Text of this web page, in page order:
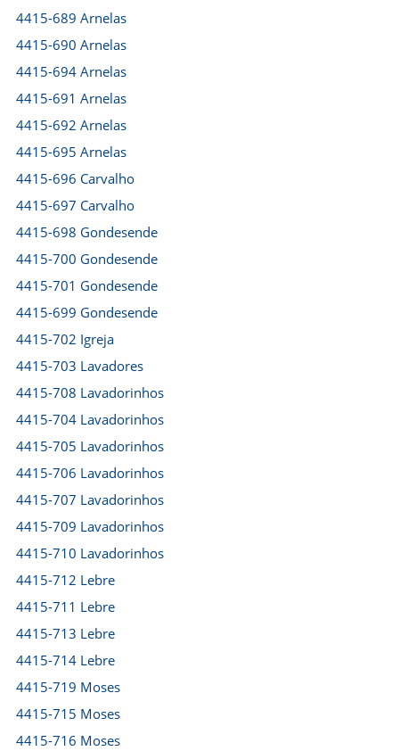
4415-689 Arnelas
4415-690 Arnelas
4415-694 Arnelas
4415-691 Arnelas
4415-692 Arnelas
4415-695 Arnelas
4415-696 Carvalho
4415-697 Carvalho
4415-698 Gondesende
4415-700 Gondesende
4415-701 Gondesende
4415-699 Gondesende
4415-702 Igreja
4415-703 Lavadores
4415-708 Lavadorinhos
4415-704 Lavadorinhos
4415-705 Lavadorinhos
4415-706 Lavadorinhos
4415-707 Lavadorinhos
4415-709 Lavadorinhos
4415-710 Lavadorinhos
4415-712 Lebre
4415-711 Lebre
4415-713 Lebre
4415-714 Lebre
4415-719 Moses
4415-715 Moses
4415-716 Moses